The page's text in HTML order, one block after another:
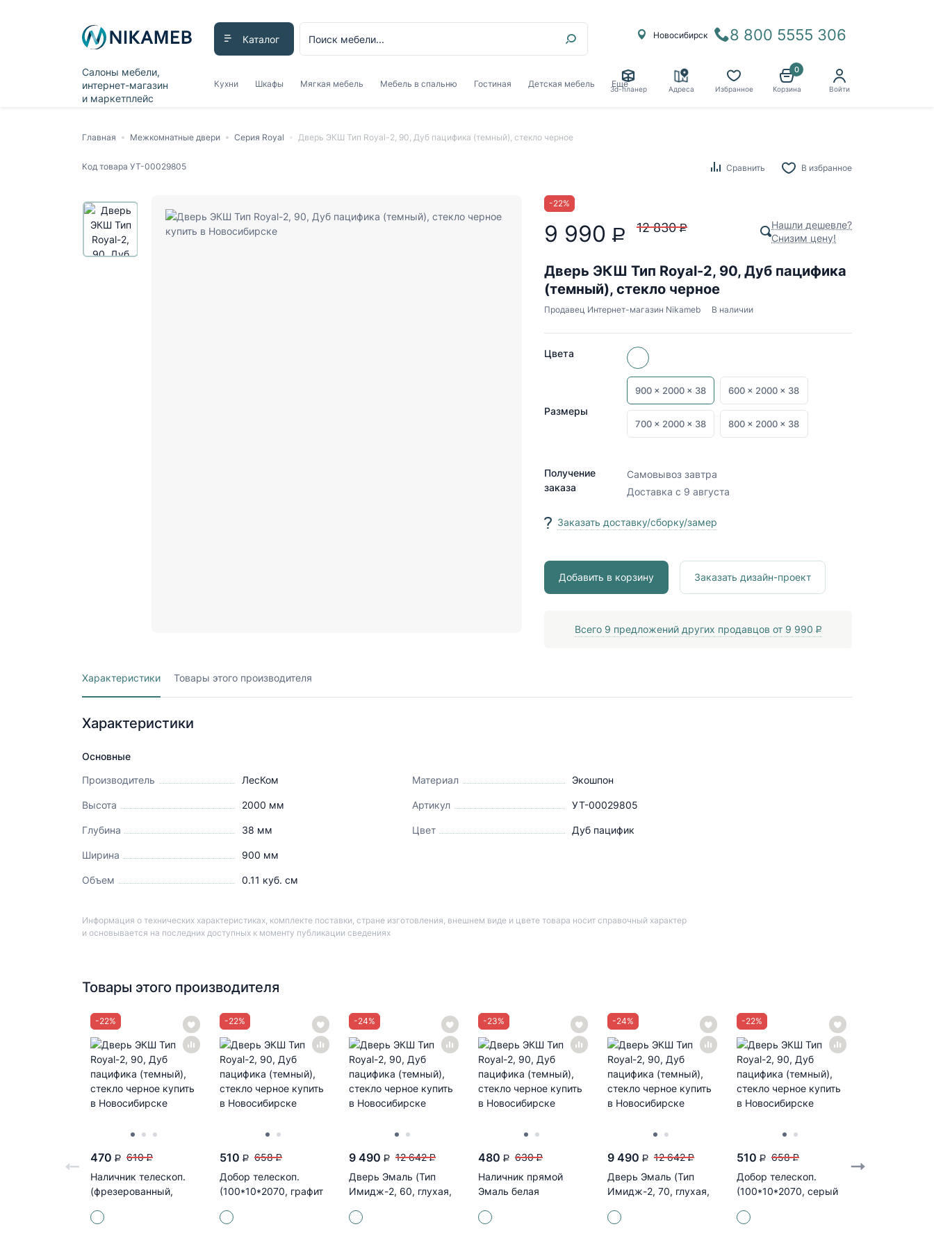
3d-планер Адреса Избранное
0
Корзина Войти
Каталог Новосибирск 8 800 5555 306
Салоны мебели,
интернет-магазин
и маркетплейс
Кухни Шкафы Мягкая мебель Мебель в спальню Гостиная Детская мебель Ещё
Главная Межкомнатные двери Серия Royal Дверь ЭКШ Тип Royal-2, 90, Дуб пацифика (темный), стекло черное
Код товара УТ-00029805 Сравнить В избранное
-22%
9 990 P 12 830 P
Нашли дешевле?
Снизим цену!
Дверь ЭКШ Тип Royal-2, 90, Дуб пацифика
(темный), стекло черное
Продавец Интернет-магазин Nikameb В наличии
Цвета
Размеры
900 x 2000 x 38 600 x 2000 x 38
700 x 2000 x 38 800 x 2000 x 38
Получение
заказа
Самовывоз завтра
Доставка с 9 августа
Заказать доставку/сборку/замер
Добавить в корзину Заказать дизайн-проект
Всего 9 предложений других продавцов от 9 990 P
Характеристики Товары этого производителя
Характеристики
Основные
Производитель
ЛесКом
Высота 2000 мм
Глубина 38 мм
Ширина 900 мм
Объем 0.11 куб. см
Материал Экошпон
Артикул УТ-00029805
Цвет Дуб пацифик
Информация о технических характеристиках, комплекте поставки, стране изготовления, внешнем виде и цвете товара носит справочный характер
и основывается на последних доступных к моменту публикации сведениях
Товары этого производителя
-22%
470 P 610 P
Наличник телескоп.
(фрезерованный,
софт)
-22%
510 P 658 P
Добор телескоп.
(100*10*2070, графит
-24%
9 490 P 12 642 P
Дверь Эмаль (Тип
Имидж-2, 60, глухая,
-23%
480 P 630 P
Наличник прямой
Эмаль белая
-24%
9 490 P 12 642 P
Дверь Эмаль (Тип
Имидж-2, 70, глухая,
-22%
510 P 658 P
Добор телескоп.
(100*10*2070, серый